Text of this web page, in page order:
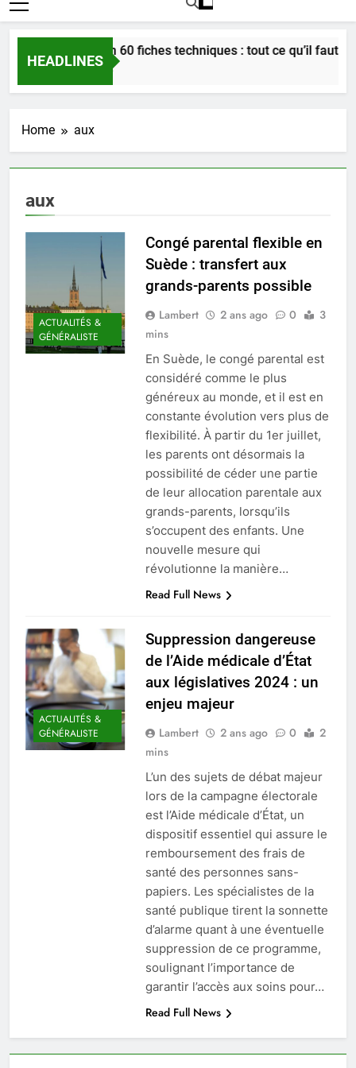
HEADLINES
Bordeaux en 60 fiches techniques : tout ce qu’il faut
3 Semaines Ago
Home aux
aux
ACTUALITÉS &
GÉNÉRALISTE
Congé parental flexible en
Suède : transfert aux
grands-parents possible
Lambert 2 ans ago 0
3
mins
En Suède, le congé parental est
considéré comme le plus
généreux au monde, et il est en
constante évolution vers plus de
flexibilité. À partir du 1er juillet,
les parents ont désormais la
possibilité de céder une partie
de leur allocation parentale aux
grands-parents, lorsqu’ils
s’occupent des enfants. Une
nouvelle mesure qui
révolutionne la manière…
Read Full News
ACTUALITÉS &
GÉNÉRALISTE
Suppression dangereuse
de l’Aide médicale d’État
aux législatives 2024 : un
enjeu majeur
Lambert 2 ans ago 0
2
mins
L’un des sujets de débat majeur
lors de la campagne électorale
est l’Aide médicale d’État, un
dispositif essentiel qui assure le
remboursement des frais de
santé des personnes sans-
papiers. Les spécialistes de la
santé publique tirent la sonnette
d’alarme quant à une éventuelle
suppression de ce programme,
soulignant l’importance de
garantir l’accès aux soins pour…
Read Full News